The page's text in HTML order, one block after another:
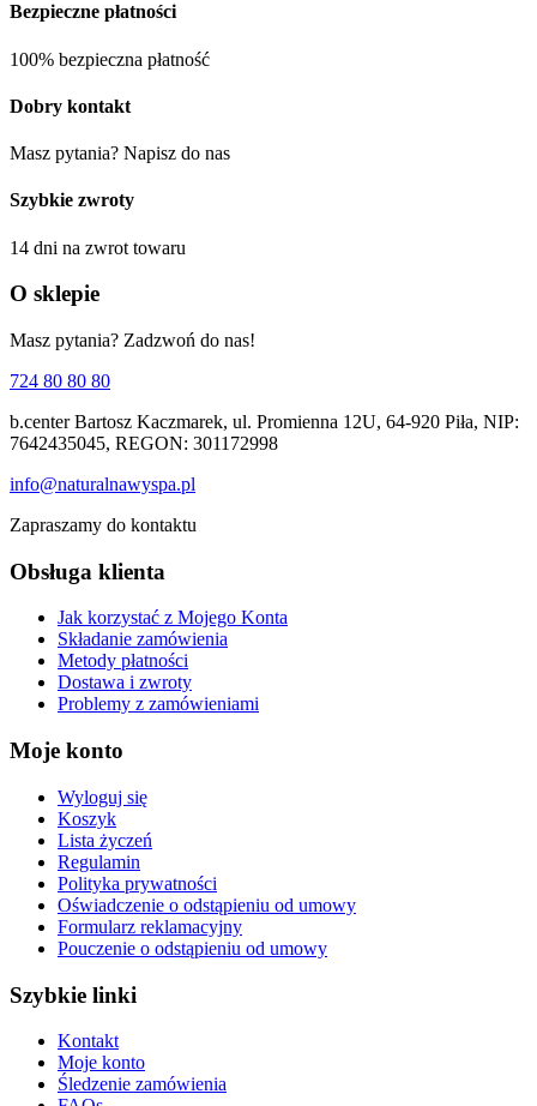
Bezpieczne płatności
100% bezpieczna płatność
Dobry kontakt
Masz pytania? Napisz do nas
Szybkie zwroty
14 dni na zwrot towaru
O sklepie
Masz pytania? Zadzwoń do nas!
724 80 80 80
b.center Bartosz Kaczmarek, ul. Promienna 12U, 64-920 Piła, NIP:
7642435045, REGON: 301172998
info@naturalnawyspa.pl
Zapraszamy do kontaktu
Obsługa klienta
Jak korzystać z Mojego Konta
Składanie zamówienia
Metody płatności
Dostawa i zwroty
Problemy z zamówieniami
Moje konto
Wyloguj się
Koszyk
Lista życzeń
Regulamin
Polityka prywatności
Oświadczenie o odstąpieniu od umowy
Formularz reklamacyjny
Pouczenie o odstąpieniu od umowy
Szybkie linki
Kontakt
Moje konto
Śledzenie zamówienia